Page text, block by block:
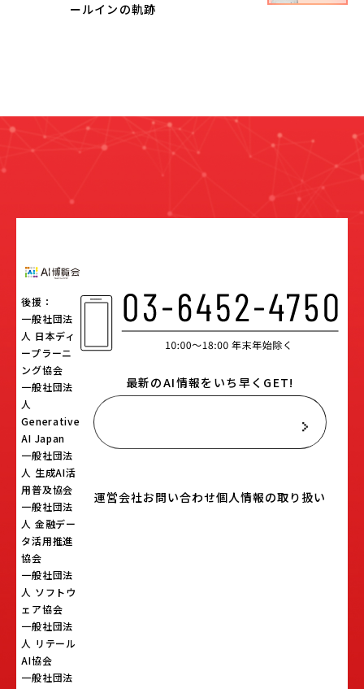
ールインの軌跡
後援：
一般社団法
人 日本ディ
ープラーニ
ング協会
一般社団法
人
Generative
AI Japan
一般社団法
人 生成AI活
用普及協会
一般社団法
人 金融デー
タ活用推進
協会
一般社団法
人 ソフトウ
ェア協会
一般社団法
人 リテール
AI協会
一般社団法
最新のAI情報をいち早くGET!
運営会社お問い合わせ個人情報の取り扱い